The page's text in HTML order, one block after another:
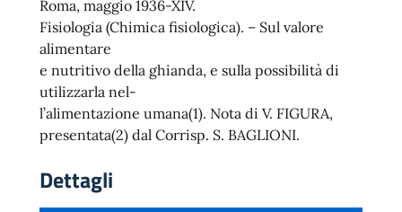
Roma, maggio 1936-XIV.
Fisiologia (Chimica fisiologica). – Sul valore
alimentare
e nutritivo della ghianda, e sulla possibilità di
utilizzarla nel-
l’alimentazione umana(1). Nota di V. FIGURA,
presentata(2) dal Corrisp. S. BAGLIONI.
Dettagli